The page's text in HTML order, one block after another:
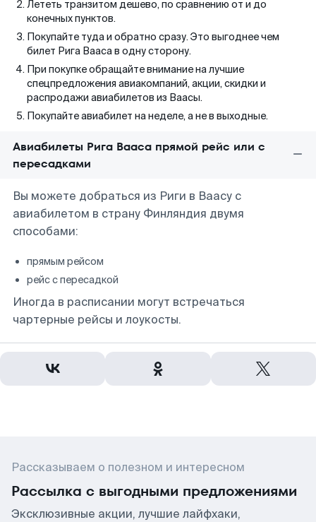
Лететь транзитом дешево, по сравнению от и до
конечных пунктов.
Покупайте туда и обратно сразу. Это выгоднее чем
билет Рига Вааса в одну сторону.
При покупке обращайте внимание на лучшие
спецпредложения авиакомпаний, акции, скидки и
распродажи авиабилетов из Ваасы.
Покупайте авиабилет на неделе, а не в выходные.
Авиабилеты Рига Вааса прямой рейс или с
пересадками
Вы можете добраться из Риги в Ваасу с
авиабилетом в страну Финляндия двумя
способами:
прямым рейсом
рейс с пересадкой
Иногда в расписании могут встречаться
чартерные рейсы и лоукосты.
Рассказываем о полезном и интересном
Рассылка с выгодными предложениями
Эксклюзивные акции, лучшие лайфхаки,